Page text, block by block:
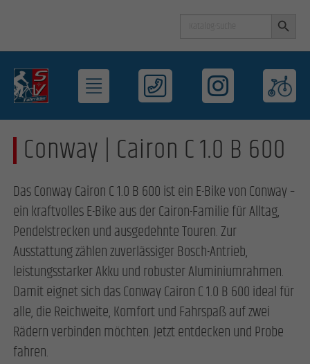
Conway | Cairon C 1.0 B 600
Das Conway Cairon C 1.0 B 600 ist ein E-Bike von Conway –
ein kraftvolles E-Bike aus der Cairon-Familie für Alltag,
Pendelstrecken und ausgedehnte Touren. Zur
Ausstattung zählen zuverlässiger Bosch-Antrieb,
leistungsstarker Akku und robuster Aluminiumrahmen.
Damit eignet sich das Conway Cairon C 1.0 B 600 ideal für
alle, die Reichweite, Komfort und Fahrspaß auf zwei
Rädern verbinden möchten. Jetzt entdecken und Probe
fahren.